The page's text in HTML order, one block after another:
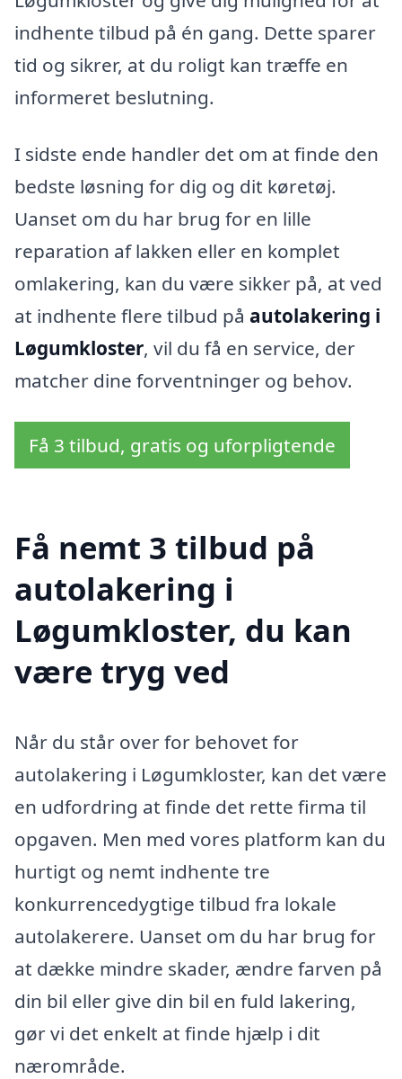
indhente tilbud på én gang. Dette sparer
tid og sikrer, at du roligt kan træffe en
informeret beslutning.
I sidste ende handler det om at finde den
bedste løsning for dig og dit køretøj.
Uanset om du har brug for en lille
reparation af lakken eller en komplet
omlakering, kan du være sikker på, at ved
at indhente flere tilbud på autolakering i
Løgumkloster, vil du få en service, der
matcher dine forventninger og behov.
Få 3 tilbud, gratis og uforpligtende
Få nemt 3 tilbud på
autolakering i
Løgumkloster, du kan
være tryg ved
Når du står over for behovet for
autolakering i Løgumkloster, kan det være
en udfordring at finde det rette firma til
opgaven. Men med vores platform kan du
hurtigt og nemt indhente tre
konkurrencedygtige tilbud fra lokale
autolakerere. Uanset om du har brug for
at dække mindre skader, ændre farven på
din bil eller give din bil en fuld lakering,
gør vi det enkelt at finde hjælp i dit
nærområde.